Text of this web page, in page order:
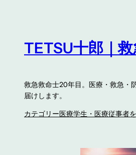
TETSU十郎｜
救急救命士20年目。医療・救急・
届けします。
カテゴリー医療学生・医療従事者